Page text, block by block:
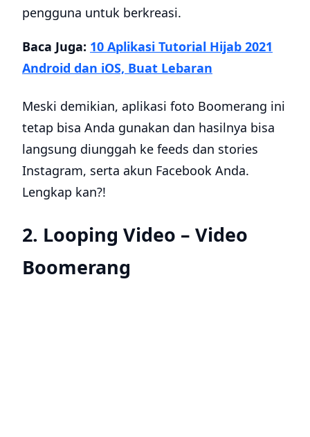
pengguna untuk berkreasi.
Baca Juga: 10 Aplikasi Tutorial Hijab 2021
Android dan iOS, Buat Lebaran
Meski demikian, aplikasi foto Boomerang ini
tetap bisa Anda gunakan dan hasilnya bisa
langsung diunggah ke feeds dan stories
Instagram, serta akun Facebook Anda.
Lengkap kan?!
2. Looping Video – Video
Boomerang